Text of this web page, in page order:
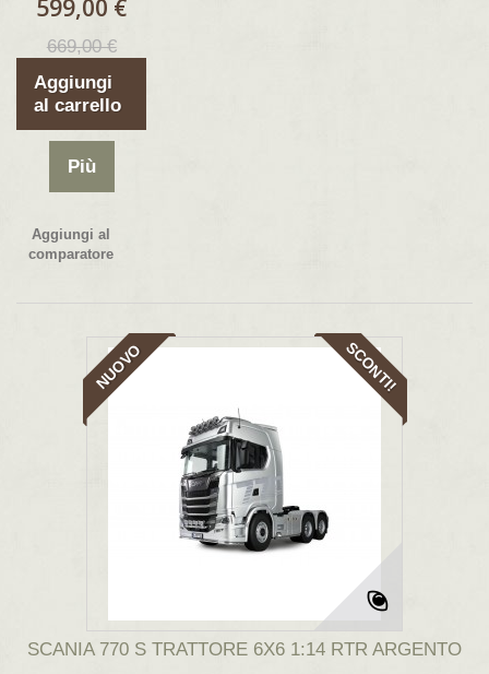
599,00 €
669,00 €
Aggiungi
al carrello
Più
Aggiungi al
comparatore
NUOVO SCONTI!
SCANIA 770 S TRATTORE 6X6 1:14 RTR ARGENTO